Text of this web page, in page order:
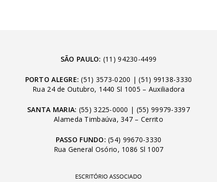
SÃO PAULO: (11) 94230-4499
PORTO ALEGRE: (51) 3573-0200 |(51) 99138-3330
Rua 24 de Outubro, 1440 Sl 1005 – Auxiliadora
SANTA MARIA: (55) 3225-0000 | (55) 99979-3397
Alameda Timbaúva, 347 – Cerrito
PASSO FUNDO: (54) 99670-3330
Rua General Osório, 1086 Sl 1007